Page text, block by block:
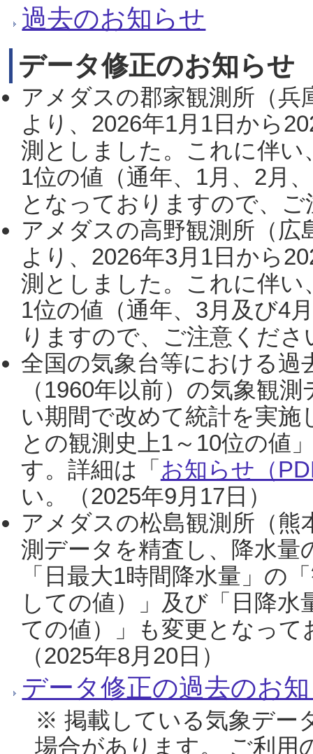
過去のお知らせ
データ修正のお知らせ
アメダスの郡家観測所（
より、2026年1月1日から
測としました。これに伴い
1位の値（通年、1月、2月
となっておりますので、
アメダスの高野観測所（
より、2026年3月1日から
測としました。これに伴い
1位の値（通年、3月及び4
りますので、ご注意くだ
全国の気象台等における過
（1960年以前）の気象観
い期間で改めて統計を実
との観測史上1～10位の値
す。詳細は「 お知らせ（
い。（2025年9月17日）
アメダスの松島観測所（熊
測データを精査し、降水
「日最大1時間降水量」の
しての値）」及び「日降
ての値）」も変更となっ
（2025年8月20日）
データ修正の過去のお
※ 掲載している気象デー
場合があります。 ご利用